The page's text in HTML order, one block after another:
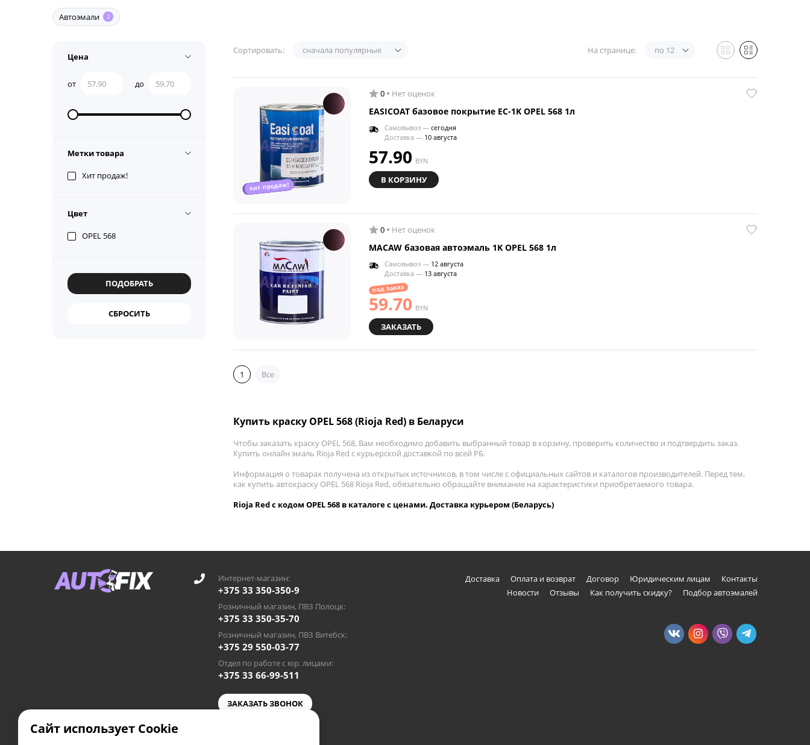
Автоэмали 2
Цена
от до
Метки товара
Хит продаж!
Цвет
OPEL 568
Сортировать: сначала популярные На странице: по 12
хит продаж!
0 Нет оценок
EASICOAT базовое покрытие EC-1K OPEL 568 1л
Самовывоз — сегодня
Доставка — 10 августа
57.90 BYN
В КОРЗИНУ
0 Нет оценок
MACAW базовая автоэмаль 1K OPEL 568 1л
Самовывоз — 12 августа
Доставка — 13 августа
под заказ
59.70 BYN
ЗАКАЗАТЬ
1 Все
Купить краску OPEL 568 (Rioja Red) в Беларуси
Чтобы заказать краску OPEL 568, Вам необходимо добавить выбранный товар в корзину, проверить количество и подтвердить заказ.
Купить онлайн эмаль Rioja Red с курьерской доставкой по всей РБ.
Информация о товарах получена из открытых источников, в том числе с официальных сайтов и каталогов производителей. Перед тем,
как купить автокраску OPEL 568 Rioja Red, обязательно обращайте внимание на характеристики приобретаемого товара.
Rioja Red с кодом OPEL 568 в каталоге с ценами. Доставка курьером (Беларусь)
Интернет-магазин:
+375 33 350-350-9
Розничный магазин, ПВЗ Полоцк:
+375 33 350-35-70
Розничный магазин, ПВЗ Витебск:
+375 29 550-03-77
Отдел по работе с юр. лицами:
+375 33 66-99-511
ЗАКАЗАТЬ ЗВОНОК
Доставка Оплата и возврат Договор Юридическим лицам
Контакты
Новости
Отзывы Как получить скидку? Подбор автоэмалей
Сайт использует Cookie